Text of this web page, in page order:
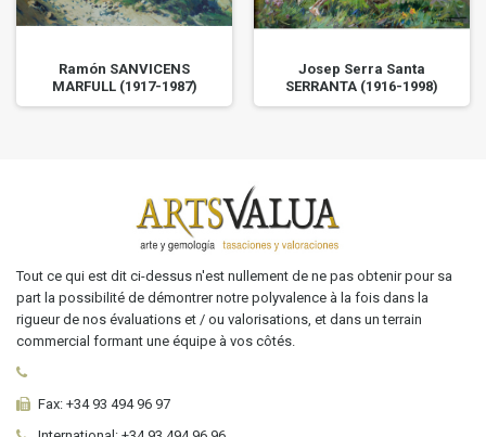
Ramón SANVICENS
MARFULL (1917-1987)
Josep Serra Santa
SERRANTA (1916-1998)
Tout ce qui est dit ci-dessus n'est nullement de ne pas obtenir pour sa
part la possibilité de démontrer notre polyvalence à la fois dans la
rigueur de nos évaluations et / ou valorisations, et dans un terrain
commercial formant une équipe à vos côtés.
Fax: +34 93 494 96 97